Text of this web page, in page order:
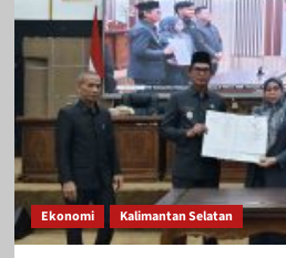
Ekonomi Kalimantan Selatan